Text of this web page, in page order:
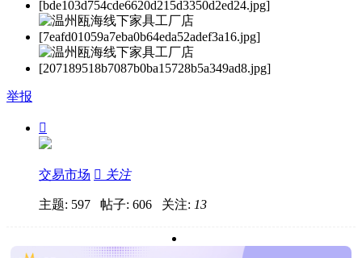
举报

交易市场  关注
主题: 597 帖子: 606 关注: 13